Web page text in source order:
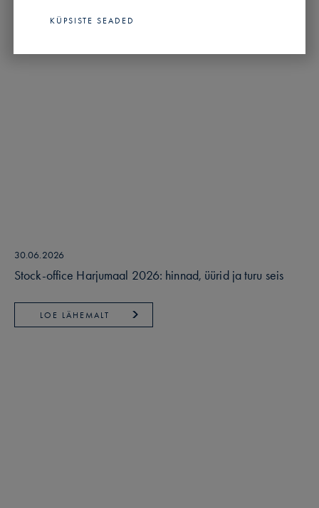
KÜPSISTE SEADED
30.06.2026
Stock-office Harjumaal 2026: hinnad, üürid ja turu seis
LOE LÄHEMALT